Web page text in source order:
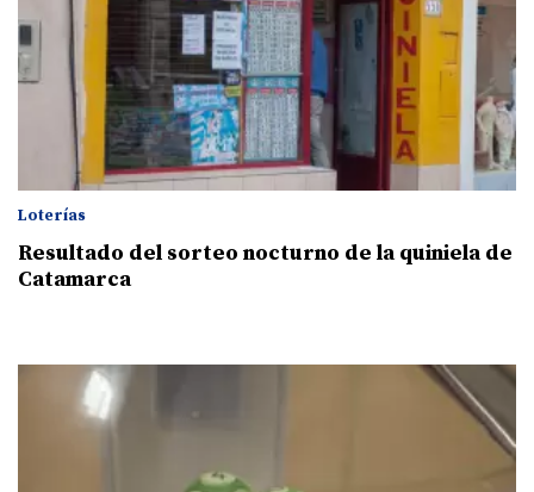
Loterías
Resultado del sorteo nocturno de la quiniela de
Catamarca